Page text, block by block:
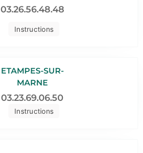
Instructions
03.26.56.48.48
Instructions
ETAMPES-SUR-
MARNE
03.23.69.06.50